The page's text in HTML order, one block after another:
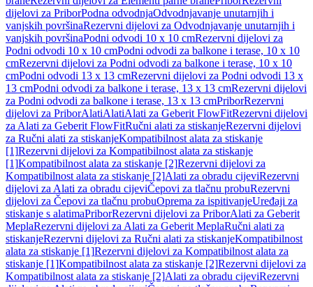
dijelovi za PriborPodna odvodnjaOdvodnjavanje unutarnjih i
vanjskih površinaRezervni dijelovi za Odvodnjavanje unutarnjih i
vanjskih površinaPodni odvodi 10 x 10 cmRezervni dijelovi za
Podni odvodi 10 x 10 cmPodni odvodi za balkone i terase, 10 x 10
cmRezervni dijelovi za Podni odvodi za balkone i terase, 10 x 10
cmPodni odvodi 13 x 13 cmRezervni dijelovi za Podni odvodi 13 x
13 cmPodni odvodi za balkone i terase, 13 x 13 cmRezervni dijelovi
za Podni odvodi za balkone i terase, 13 x 13 cmPriborRezervni
dijelovi za PriborAlatiAlatiAlati za Geberit FlowFitRezervni dijelovi
za Alati za Geberit FlowFitRučni alati za stiskanjeRezervni dijelovi
za Ručni alati za stiskanjeKompatibilnost alata za stiskanje
[1]Rezervni dijelovi za Kompatibilnost alata za stiskanje
[1]Kompatibilnost alata za stiskanje [2]Rezervni dijelovi za
Kompatibilnost alata za stiskanje [2]Alati za obradu cijeviRezervni
dijelovi za Alati za obradu cijeviČepovi za tlačnu probuRezervni
dijelovi za Čepovi za tlačnu probuOprema za ispitivanjeUređaji za
stiskanje s alatimaPriborRezervni dijelovi za PriborAlati za Geberit
MeplaRezervni dijelovi za Alati za Geberit MeplaRučni alati za
stiskanjeRezervni dijelovi za Ručni alati za stiskanjeKompatibilnost
alata za stiskanje [1]Rezervni dijelovi za Kompatibilnost alata za
stiskanje [1]Kompatibilnost alata za stiskanje [2]Rezervni dijelovi za
Kompatibilnost alata za stiskanje [2]Alati za obradu cijeviRezervni